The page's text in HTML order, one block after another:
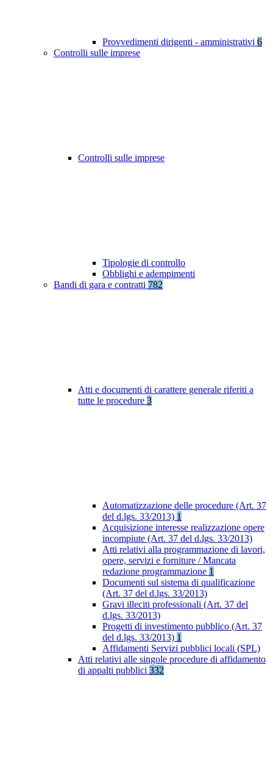
Provvedimenti dirigenti - amministrativi 6
Controlli sulle imprese
Controlli sulle imprese
Tipologie di controllo
Obblighi e adempimenti
Bandi di gara e contratti 782
Atti e documenti di carattere generale riferiti a
tutte le procedure 3
Automatizzazione delle procedure (Art. 37
del d.lgs. 33/2013) 1
Acquisizione interesse realizzazione opere
incompiute (Art. 37 del d.lgs. 33/2013)
Atti relativi alla programmazione di lavori,
opere, servizi e forniture / Mancata
redazione programmazione 1
Documenti sul sistema di qualificazione
(Art. 37 del d.lgs. 33/2013)
Gravi illeciti professionali (Art. 37 del
d.lgs. 33/2013)
Progetti di investimento pubblico (Art. 37
del d.lgs. 33/2013) 1
Affidamenti Servizi pubblici locali (SPL)
Atti relativi alle singole procedure di affidamento
di appalti pubblici 332